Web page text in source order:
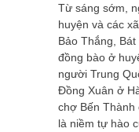
Từ sáng sớm,
huyện và các
Bảo Thắng,
đồng bào ở
người Trung
Đồng Xuân ở
chợ Bến Thành
là niềm tự hào